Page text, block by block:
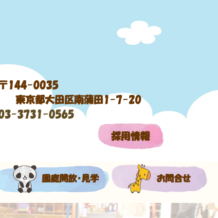
144-0035
東京都大田区南蒲田1-7-20
3731-0565
採用情報
園庭開放・見学 お問合せ